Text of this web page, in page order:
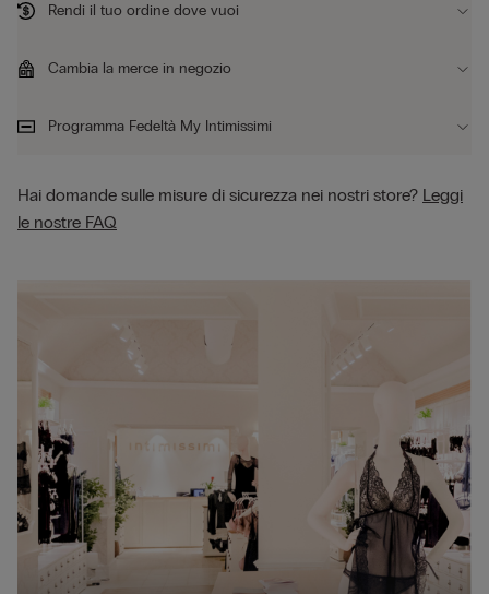
Rendi il tuo ordine dove vuoi
Cambia la merce in negozio
Programma Fedeltà My Intimissimi
Hai domande sulle misure di sicurezza nei nostri store? Leggi
le nostre FAQ